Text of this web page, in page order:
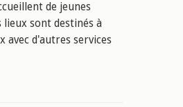
de jeunes
lieux sont destinés à
avec d'autres services